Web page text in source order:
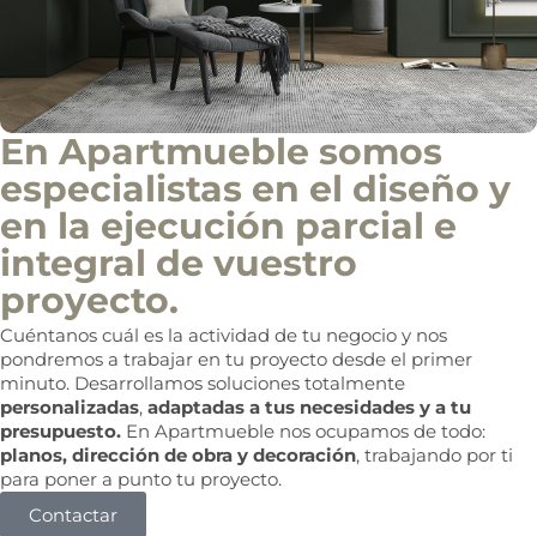
En Apartmueble somos
especialistas en el diseño y
en la ejecución parcial e
integral de vuestro
proyecto.
Cuéntanos cuál es la actividad de tu negocio y nos
pondremos a trabajar en tu proyecto desde el primer
minuto. Desarrollamos soluciones totalmente
personalizadas, adaptadas a tus necesidades y a tu
presupuesto. En Apartmueble nos ocupamos de todo:
planos, dirección de obra y decoración, trabajando por ti
para poner a punto tu proyecto.
Contactar